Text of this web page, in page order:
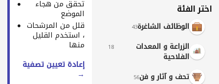
اختر الفئة
الوظائف الشاغرة43
الزراعة و المعدات
الفلاحية
18
تحف و آثار و فن56
تحقق من هجاء
الموضع
قلل من المرشحات
، استخدم القليل
منها
إعادة تعيين تصفية
→